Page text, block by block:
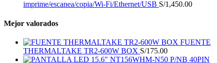
imprime/escanea/copia/Wi-Fi/Ethernet/USB S/1,450.00
Mejor valorados
FUENTE
THERMALTAKE TR2-600W BOX S/175.00